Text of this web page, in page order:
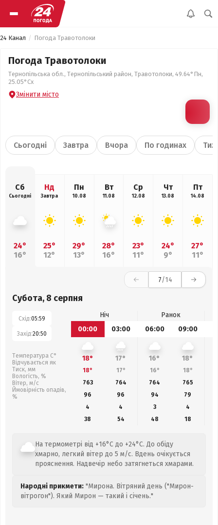
24 Канал Погода Травотолоки
Погода Травотолоки
Тернопільська обл., Тернопільський район, Травотолоки, 49.64°Пн,
25.05°Сх
Змінити місто
Сьогодні Завтра Вчора По годинах
Сб
Сьогодні
24°
16°
Нд
Завтра
25°
12°
Пн
10.08
29°
13°
Вт
11.08
28°
16°
Ср
12.08
23°
11°
Чт
13.08
24°
9°
Пт
14.08
27°
11°
7/14
Субота, 8 серпня
Схід:05:59
Захід:20:50
Температура С°
Відчувається як
Тиск, мм
Вологість, %
Вітер, м/с
Ймовірність опадів,
%
Ніч
Ранок
00:00
03:00 06:00 09:00
18° 17° 16° 18°
18° 17° 16° 18°
763
764 764 765
96
96 94 79
4
4 3
4
38
54 48 18
На термометрі від +16°C до +24°C. До обіду
хмарно, легкий вітер до 5 м/с. Вдень очікується
прояснення. Надвечір небо затягнеться хмарами.
Народні прикмети: "Мирона. Вітряний день ("Мирон-
вітрогон"). Який Мирон — такий і січень."